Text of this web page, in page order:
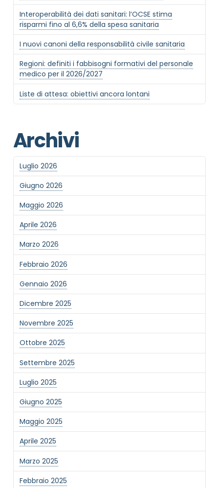
Interoperabilità dei dati sanitari: l’OCSE stima
risparmi fino al 6,6% della spesa sanitaria
I nuovi canoni della responsabilità civile sanitaria
Regioni: definiti i fabbisogni formativi del personale
medico per il 2026/2027
Liste di attesa: obiettivi ancora lontani
Archivi
Luglio 2026
Giugno 2026
Maggio 2026
Aprile 2026
Marzo 2026
Febbraio 2026
Gennaio 2026
Dicembre 2025
Novembre 2025
Ottobre 2025
Settembre 2025
Luglio 2025
Giugno 2025
Maggio 2025
Aprile 2025
Marzo 2025
Febbraio 2025
Invia